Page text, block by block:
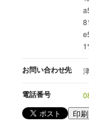
お問い合わせ先
電話番号
印刷